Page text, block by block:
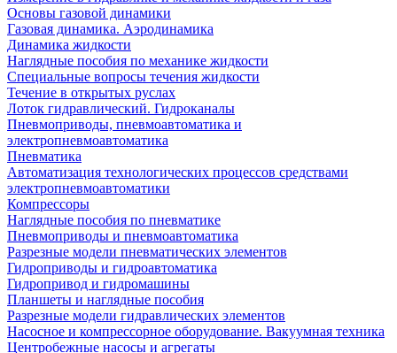
Основы газовой динамики
Газовая динамика. Аэродинамика
Динамика жидкости
Наглядные пособия по механике жидкости
Специальные вопросы течения жидкости
Течение в открытых руслах
Лоток гидравлический. Гидроканалы
Пневмоприводы, пневмоавтоматика и
электропневмоавтоматика
Пневматика
Автоматизация технологических процессов средствами
электропневмоавтоматики
Компрессоры
Наглядные пособия по пневматике
Пневмоприводы и пневмоавтоматика
Разрезные модели пневматических элементов
Гидроприводы и гидроавтоматика
Гидропривод и гидромашины
Планшеты и наглядные пособия
Разрезные модели гидравлических элементов
Насосное и компрессорное оборудование. Вакуумная техника
Центробежные насосы и агрегаты